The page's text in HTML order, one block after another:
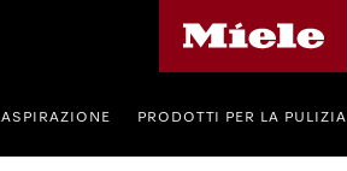
ASPIRAZIONE PRODOTTI PER LA PULIZIA